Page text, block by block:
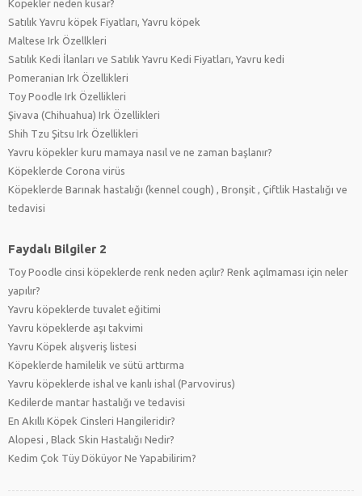
Köpekler neden kusar?
Satılık Yavru köpek Fiyatları, Yavru köpek
Maltese Irk Özellkleri
Satılık Kedi İlanları ve Satılık Yavru Kedi Fiyatları, Yavru kedi
Pomeranian Irk Özellikleri
Toy Poodle Irk Özellikleri
Şivava (Chihuahua) Irk Özellikleri
Shih Tzu Şitsu Irk Özellikleri
Yavru köpekler kuru mamaya nasıl ve ne zaman başlanır?
Köpeklerde Corona virüs
Köpeklerde Barınak hastalığı (kennel cough) , Bronşit , Çiftlik Hastalığı ve
tedavisi
Faydalı Bilgiler 2
Toy Poodle cinsi köpeklerde renk neden açılır? Renk açılmaması için neler
yapılır?
Yavru köpeklerde tuvalet eğitimi
Yavru köpeklerde aşı takvimi
Yavru Köpek alışveriş listesi
Köpeklerde hamilelik ve sütü arttırma
Yavru köpeklerde ishal ve kanlı ishal (Parvovirus)
Kedilerde mantar hastalığı ve tedavisi
En Akıllı Köpek Cinsleri Hangileridir?
Alopesi , Black Skin Hastalığı Nedir?
Kedim Çok Tüy Döküyor Ne Yapabilirim?